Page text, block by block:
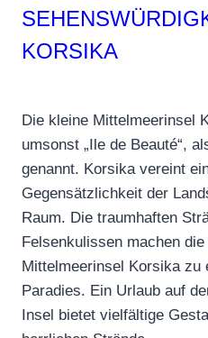
KORSIKA
Die kleine Mittelmeerinsel
umsonst „Ile de Beauté“,
genannt. Korsika vereint
Gegensätzlichkeit der
Raum. Die traumhaften
Felsenkulissen machen
Mittelmeerinsel Korsika zu
Paradies. Ein Urlaub auf
Insel bietet vielfältige